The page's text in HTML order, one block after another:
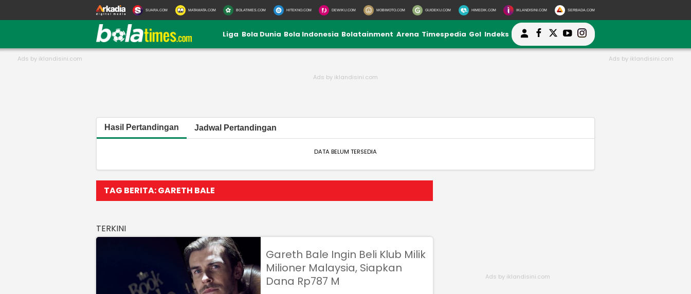
SUARA.COM MATAMATA.COM BOLATIMES.COM HITEKNO.COM DEWIKU.COM MOBIMOTO.COM GUIDEKU.COM HIMEDIK.COM IKLANDISINI.COM SERBADA.COM
Liga Bola Dunia Bola Indonesia Bolatainment Arena Timespedia Gol Indeks
Hasil Pertandingan Jadwal Pertandingan
DATA BELUM TERSEDIA
TAG BERITA: GARETH BALE
TERKINI
Gareth Bale Ingin Beli Klub Milik
Milioner Malaysia, Siapkan
Dana Rp787 M